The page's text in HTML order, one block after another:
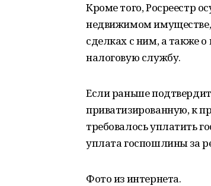
Кроме того, Росреестр
недвижимом
сделках с ним, а также
налоговую службу.
Если раньше
приватизированную, к
требовалось уплатить
уплата госпошлины за
Фото из интернета.